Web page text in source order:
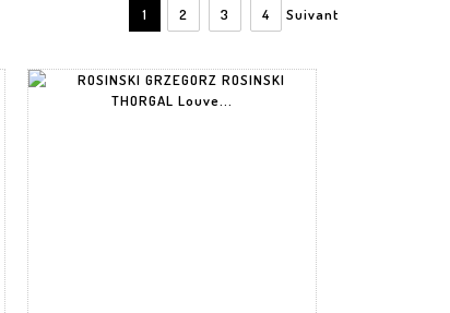
1 2 3 4 Suivant